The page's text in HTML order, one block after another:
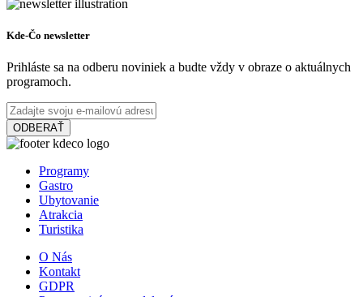
Na bicykli pri Dunaji
Vodná túra na rieke Váh
23 km,Vodná túra
Termálna túra
Kde-Čo newsletter
Prihláste sa na odberu noviniek a budte vždy v obraze o aktuálnych
programoch.
ODBERAŤ
Programy
Gastro
Ubytovanie
Atrakcia
Turistika
O Nás
Kontakt
GDPR